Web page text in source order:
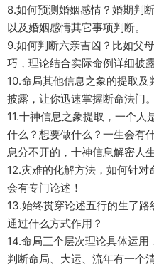
8.如何预测婚姻感情？婚期判
以及婚姻感情其它事项判断。
9.如何判断六亲吉凶？比如父
巧，理论结合实际命例详细披露
10.命局其他信息之象的提取
披露，让你迅速掌握断命法门。
11.十神信息之象提取，一个人
什么？想要做什么？一生会有
息分不开的，十神信息解密人生
12.灾难的化解方法，如何针
会有专门论述！
13.始终贯穿论述五行的生了
通过什么方式作用？
14.命局三个层次理论具体运
判断命局、大运、流年有一个